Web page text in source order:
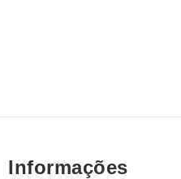
Informações